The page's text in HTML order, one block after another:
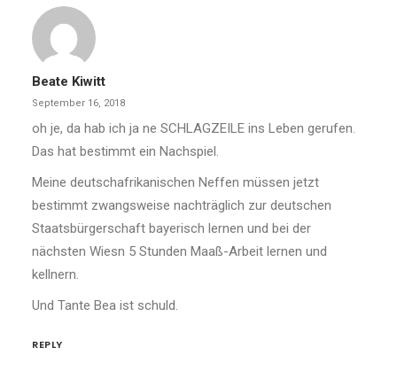
Beate Kiwitt
September 16, 2018
oh je, da hab ich ja ne SCHLAGZEILE ins Leben gerufen.
Das hat bestimmt ein Nachspiel.
Meine deutschafrikanischen Neffen müssen jetzt
bestimmt zwangsweise nachträglich zur deutschen
Staatsbürgerschaft bayerisch lernen und bei der
nächsten Wiesn 5 Stunden Maaß-Arbeit lernen und
kellnern.
Und Tante Bea ist schuld.
REPLY